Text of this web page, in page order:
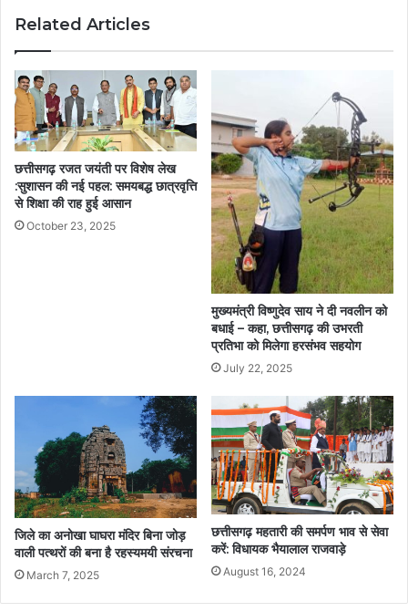
Related Articles
छत्तीसगढ़ रजत जयंती पर विशेष लेख
:सुशासन की नई पहल: समयबद्ध छात्रवृत्ति
से शिक्षा की राह हुई आसान
October 23, 2025
मुख्यमंत्री विष्णुदेव साय ने दी नवलीन को
बधाई – कहा, छत्तीसगढ़ की उभरती
प्रतिभा को मिलेगा हरसंभव सहयोग
July 22, 2025
जिले का अनोखा घाघरा मंदिर बिना जोड़
वाली पत्थरों की बना है रहस्यमयी संरचना
March 7, 2025
छत्तीसगढ़ महतारी की समर्पण भाव से सेवा
करें: विधायक भैयालाल राजवाड़े
August 16, 2024